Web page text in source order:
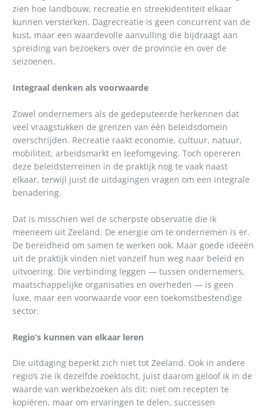
zien hoe landbouw, recreatie en streekidentiteit elkaar
kunnen versterken. Dagrecreatie is geen concurrent van de
kust, maar een waardevolle aanvulling die bijdraagt aan
spreiding van bezoekers over de provincie en over de
seizoenen.
Integraal denken als voorwaarde
Zowel ondernemers als de gedeputeerde herkennen dat
veel vraagstukken de grenzen van één beleidsdomein
overschrijden. Recreatie raakt economie, cultuur, natuur,
mobiliteit, arbeidsmarkt en leefomgeving. Toch opereren
deze beleidsterreinen in de praktijk nog te vaak naast
elkaar, terwijl juist de uitdagingen vragen om een integrale
benadering.
Dat is misschien wel de scherpste observatie die ik
meeneem uit Zeeland. De energie om te ondernemen is er.
De bereidheid om samen te werken ook. Maar goede ideeën
uit de praktijk vinden niet vanzelf hun weg naar beleid en
uitvoering. Die verbinding leggen — tussen ondernemers,
maatschappelijke organisaties en overheden — is geen
luxe, maar een voorwaarde voor een toekomstbestendige
sector.
Regio’s kunnen van elkaar leren
Die uitdaging beperkt zich niet tot Zeeland. Ook in andere
regio’s zie ik dezelfde zoektocht. Juist daarom geloof ik in de
waarde van werkbezoeken als dit: niet om recepten te
kopiëren, maar om ervaringen te delen, successen